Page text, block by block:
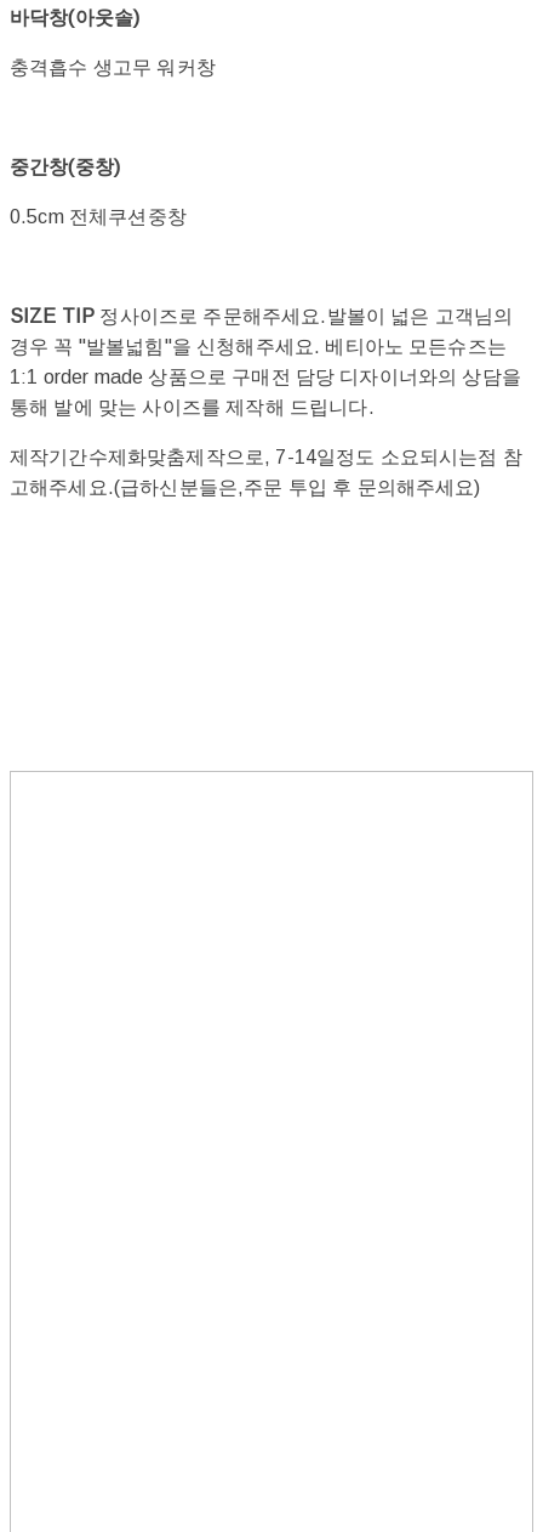
바닥창(아웃솔)
충격흡수 생고무 워커창
중간창(중창)
0.5cm 전체쿠션중창
SIZE TIP 정사이즈로 주문해주세요.발볼이 넓은 고객님의
경우 꼭 "발볼넓힘"을 신청해주세요. 베티아노 모든슈즈는
1:1 order made 상품으로 구매전 담당 디자이너와의 상담을
통해 발에 맞는 사이즈를 제작해 드립니다.
제작기간수제화맞춤제작으로, 7-14일정도 소요되시는점 참
고해주세요.(급하신분들은,주문 투입 후 문의해주세요)